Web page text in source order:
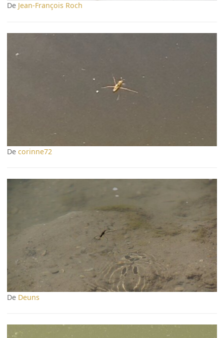
De Jean-François Roch
Decorinne72
De Deuns